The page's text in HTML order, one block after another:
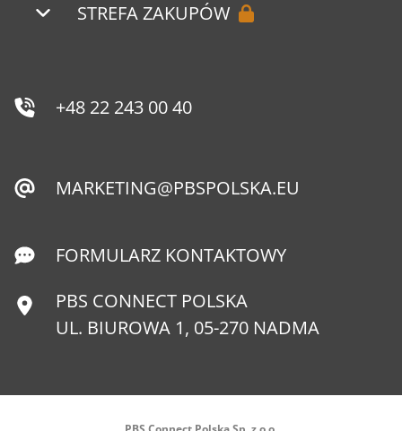
STREFA ZAKUPÓW
+48 22 243 00 40
MARKETING@PBSPOLSKA.EU
FORMULARZ KONTAKTOWY
PBS CONNECT POLSKA
UL. BIUROWA 1, 05-270 NADMA